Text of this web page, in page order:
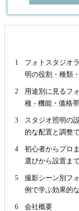
フォトスタジオ
明の役割・種類
用途別に見るフ
種 - 機能・価格
スタジオ照明の
的な配置と調整
初心者からプロ
選びから設置ま
撮影シーン別フ
例で学ぶ効果的
会社概要